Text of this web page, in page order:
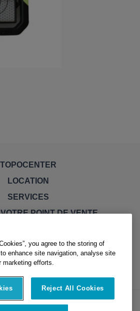
TOPOCENTER
LOCATION
SERVICES
POINT DE VENTE
you agree to the storing of
enhance site navigation, analyse site
efforts.
Reject All Cookies